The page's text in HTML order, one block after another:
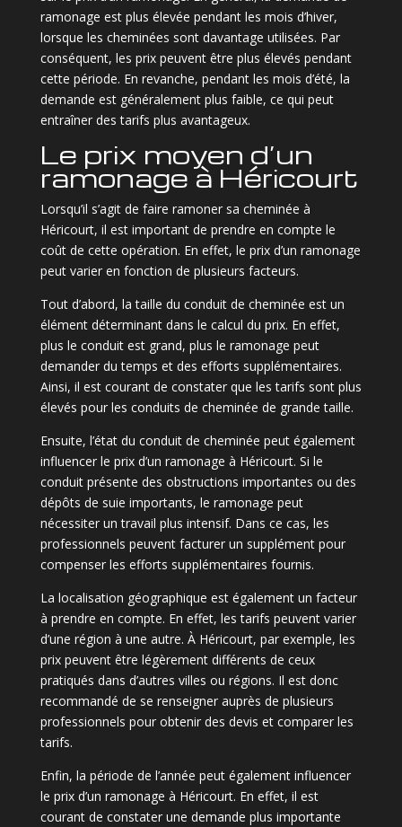
ramonage est plus élevée pendant les mois d’hiver,
lorsque les cheminées sont davantage utilisées. Par
conséquent, les prix peuvent être plus élevés pendant
cette période. En revanche, pendant les mois d’été, la
demande est généralement plus faible, ce qui peut
entraîner des tarifs plus avantageux.
Le prix moyen d’un
ramonage à Héricourt
Lorsqu’il s’agit de faire ramoner sa cheminée à
Héricourt, il est important de prendre en compte le
coût de cette opération. En effet, le prix d’un ramonage
peut varier en fonction de plusieurs facteurs.
Tout d’abord, la taille du conduit de cheminée est un
élément déterminant dans le calcul du prix. En effet,
plus le conduit est grand, plus le ramonage peut
demander du temps et des efforts supplémentaires.
Ainsi, il est courant de constater que les tarifs sont plus
élevés pour les conduits de cheminée de grande taille.
Ensuite, l’état du conduit de cheminée peut également
influencer le prix d’un ramonage à Héricourt. Si le
conduit présente des obstructions importantes ou des
dépôts de suie importants, le ramonage peut
nécessiter un travail plus intensif. Dans ce cas, les
professionnels peuvent facturer un supplément pour
compenser les efforts supplémentaires fournis.
La localisation géographique est également un facteur
à prendre en compte. En effet, les tarifs peuvent varier
d’une région à une autre. À Héricourt, par exemple, les
prix peuvent être légèrement différents de ceux
pratiqués dans d’autres villes ou régions. Il est donc
recommandé de se renseigner auprès de plusieurs
professionnels pour obtenir des devis et comparer les
tarifs.
Enfin, la période de l’année peut également influencer
le prix d’un ramonage à Héricourt. En effet, il est
courant de constater une demande plus importante